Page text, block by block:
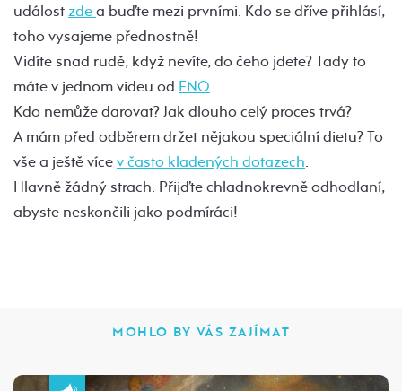
událostzdea buďte mezi prvními. Kdo se dříve přihlásí,
toho vysajeme přednostně!
Vidíte snad rudě, když nevíte, do čeho jdete? Tady to
máte v jednom videu od FNO.
Kdo nemůže darovat? Jak dlouho celý proces trvá?
A mám před odběrem držet nějakou speciální dietu? To
vše a ještě vícev často kladených dotazech.
Hlavně žádný strach. Přijďte chladnokrevně odhodlaní,
abyste neskončili jako podmíráci!
MOHLO BY VÁS ZAJÍMAT